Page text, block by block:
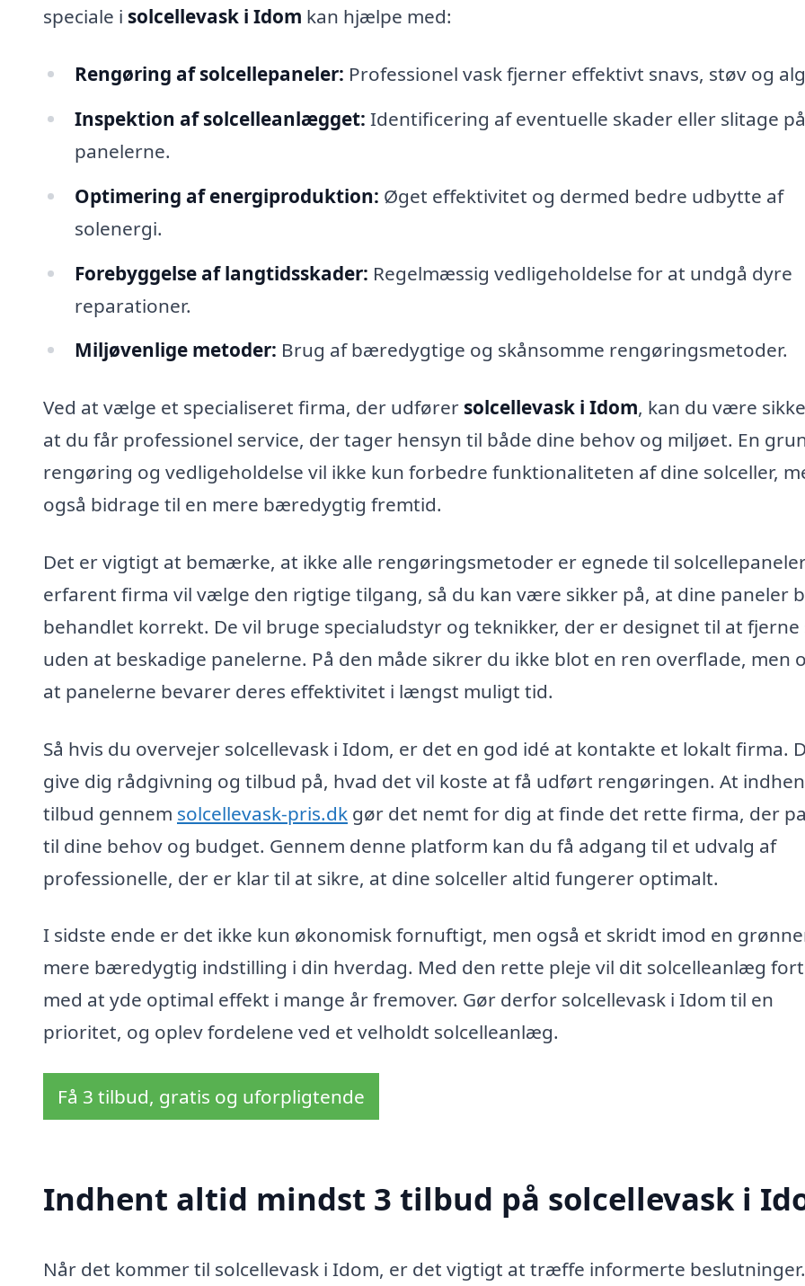
speciale i solcellevask i Idom kan hjælpe med:
Rengøring af solcellepaneler: Professionel vask fjerner effektivt snavs, støv og
Inspektion af solcelleanlægget: Identificering af eventuelle skader eller slitage på
panelerne.
Optimering af energiproduktion: Øget effektivitet og dermed bedre udbytte af
solenergi.
Forebyggelse af langtidsskader: Regelmæssig vedligeholdelse for at undgå dyre
reparationer.
Miljøvenlige metoder: Brug af bæredygtige og skånsomme rengøringsmetoder.
Ved at vælge et specialiseret firma, der udfører solcellevask i Idom, kan du være
at du får professionel service, der tager hensyn til både dine behov og miljøet. En
rengøring og vedligeholdelse vil ikke kun forbedre funktionaliteten af dine solceller,
også bidrage til en mere bæredygtig fremtid.
Det er vigtigt at bemærke, at ikke alle rengøringsmetoder er egnede til
erfarent firma vil vælge den rigtige tilgang, så du kan være sikker på, at dine paneler
behandlet korrekt. De vil bruge specialudstyr og teknikker, der er designet til at fjerne
uden at beskadige panelerne. På den måde sikrer du ikke blot en ren overflade, men
at panelerne bevarer deres effektivitet i længst muligt tid.
Så hvis du overvejer solcellevask i Idom, er det en god idé at kontakte et lokalt firma.
give dig rådgivning og tilbud på, hvad det vil koste at få udført rengøringen. At
tilbud gennem solcellevask-pris.dk gør det nemt for dig at finde det rette firma, der
til dine behov og budget. Gennem denne platform kan du få adgang til et udvalg af
professionelle, der er klar til at sikre, at dine solceller altid fungerer optimalt.
I sidste ende er det ikke kun økonomisk fornuftigt, men også et skridt imod en
mere bæredygtig indstilling i din hverdag. Med den rette pleje vil dit solcelleanlæg
med at yde optimal effekt i mange år fremover. Gør derfor solcellevask i Idom til en
prioritet, og oplev fordelene ved et velholdt solcelleanlæg.
Få 3 tilbud, gratis og uforpligtende
Indhent altid mindst 3 tilbud på solcellevask i
Når det kommer til solcellevask i Idom, er det vigtigt at træffe informerte